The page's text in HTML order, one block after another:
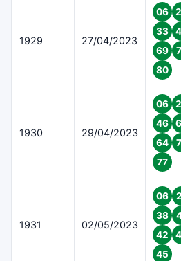
1929 27/04/2023
06
33
69
80
1930 29/04/2023
06
46
64
77
1931 02/05/2023
06
38
42
45